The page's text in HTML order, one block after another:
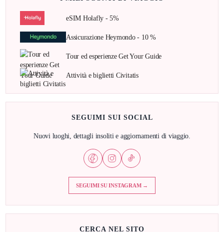
eSIM Holafly - 5%
Assicurazione Heymondo - 10 %
Tour ed esperienze Get Your Guide
Attività e biglietti Civitatis
SEGUIMI SUI SOCIAL
Nuovi luoghi, dettagli insoliti e aggiornamenti di viaggio.
SEGUIMI SU INSTAGRAM →
CERCA NEL SITO